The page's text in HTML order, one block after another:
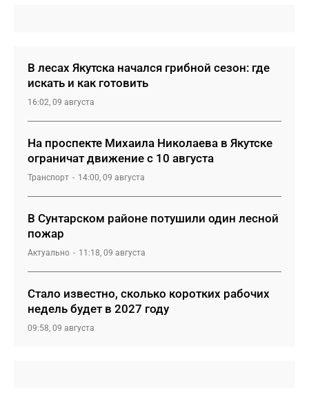
В лесах Якутска начался грибной сезон: где
искать и как готовить
16:02, 09 августа
На проспекте Михаила Николаева в Якутске
ограничат движение с 10 августа
Транспорт 14:00, 09 августа
В Сунтарском районе потушили один лесной
пожар
Актуально 11:18, 09 августа
Стало известно, сколько коротких рабочих
недель будет в 2027 году
09:58, 09 августа